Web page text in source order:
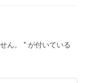
ん。 * が付いている